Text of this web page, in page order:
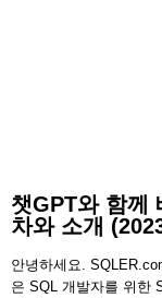
챗GPT와 함께
차와 소개
안녕하세요.
은 SQL 개발자를 위한